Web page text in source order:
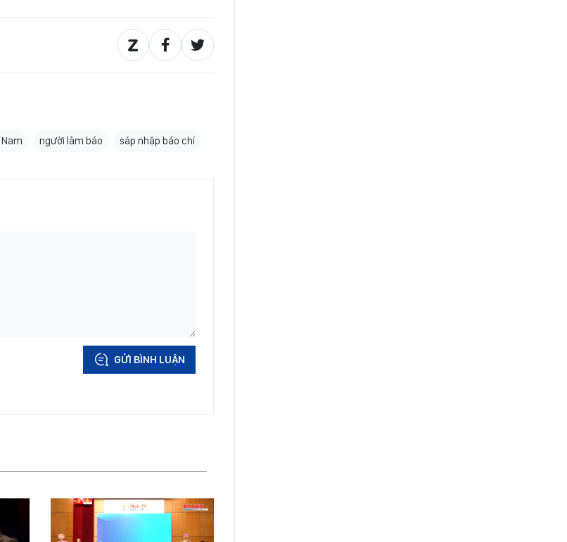
người làm báo sáp nhập báo chí
GỬI BÌNH LUẬN